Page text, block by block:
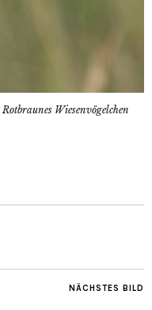
Wiesenvögelchen
NÄCHSTES BILD